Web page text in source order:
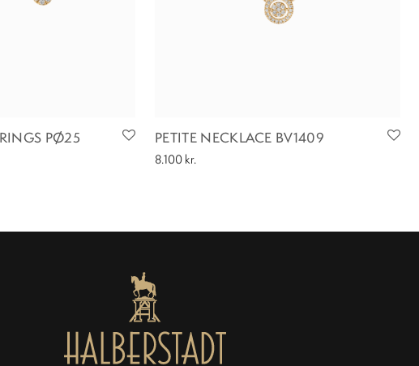
PØ25 PETITE NECKLACE BV1409
8.100 kr.